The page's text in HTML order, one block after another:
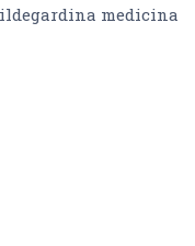
medicina